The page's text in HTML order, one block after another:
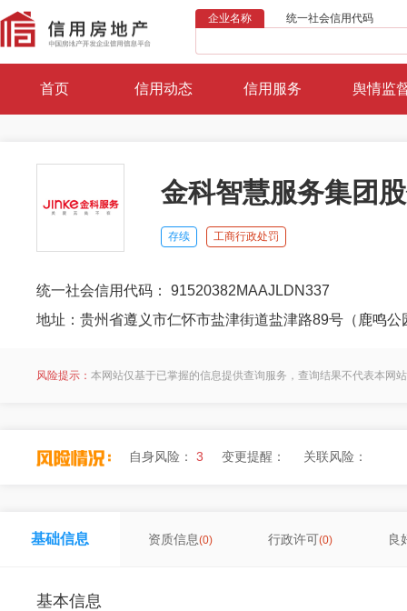
企业名称 统一社会信用代码
首页 信用动态 信用服务 舆情监
金科智慧服务集团
存续 工商行政处罚
统一社会信用代码： 91520382MAAJLDN337
地址：贵州省遵义市仁怀市盐津街道盐津路89号（鹿鸣公
风险提示： 本网站仅基于已掌握的信息提供查询服务，查询结果不代表本网
自身风险： 3 变更提醒： 关联风险：
基础信息 资质信息(0) 行政许可(0) 良
基本信息